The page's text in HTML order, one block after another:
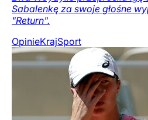
Sabalenkę za swoje głośne
"Return".
OpinieKrajSport